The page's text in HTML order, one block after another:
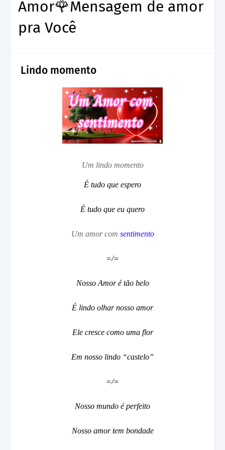
Amor🌹Mensagem de amor
pra Você
Lindo momento
Um lindo momento
É tudo que espero
É tudo que eu quero
Um amor com sentimento
=/=
Nosso Amor é tão belo
É lindo olhar nosso amor
Ele cresce como uma flor
Em nosso lindo “castelo”
=/=
Nosso mundo é perfeito
Nosso amor tem bondade